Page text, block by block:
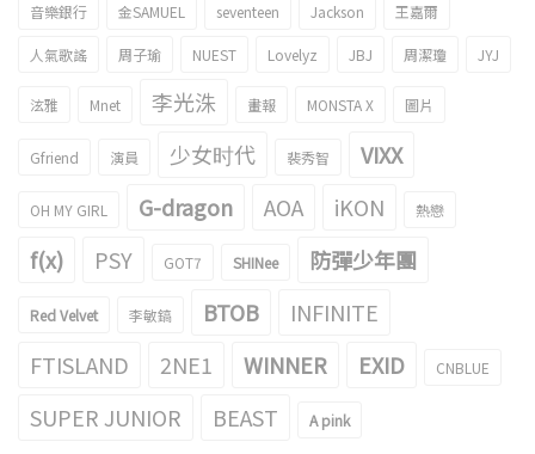
音樂銀行 金SAMUEL seventeen Jackson 王嘉爾
人氣歌謠 周子瑜 NUEST Lovelyz JBJ 周潔瓊 JYJ
泫雅 Mnet 李光洙 畫報 MONSTA X 圖片
Gfriend 演員 少女时代 裴秀智 VIXX
OH MY GIRL G-dragon AOA iKON 熱戀
f(x) PSY GOT7 SHINee 防彈少年團
Red Velvet 李敏鎬 BTOB
INFINITE
FTISLAND
2NE1 WINNER EXID CNBLUE
SUPER JUNIOR BEAST A pink